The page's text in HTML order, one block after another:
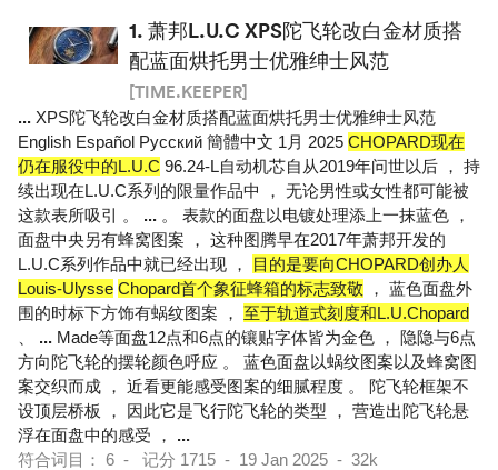
1. 萧邦L.U.C XPS陀飞轮改白金材质搭
配蓝面烘托男士优雅绅士风范
[TIME.KEEPER]
... XPS陀飞轮改白金材质搭配蓝面烘托男士优雅绅士风范
English Español Pусский 簡體中文 1月 2025 CHOPARD现在
仍在服役中的L.U.C 96.24-L自动机芯自从2019年问世以后 ， 持
续出现在L.U.C系列的限量作品中 ， 无论男性或女性都可能被
这款表所吸引 。 ... 。 表款的面盘以电镀处理添上一抹蓝色 ，
面盘中央另有蜂窝图案 ， 这种图腾早在2017年萧邦开发的
L.U.C系列作品中就已经出现 ，
目的是要向CHOPARD创办人
Louis-Ulysse Chopard首个象征蜂箱的标志致敬 ， 蓝色面盘外
围的时标下方饰有蜗纹图案 ， 至于轨道式刻度和L.U.Chopard
... Made等面盘12点和6点的镶贴字体皆为金色 ， 隐隐与6点
方向陀飞轮的摆轮颜色呼应 。 蓝色面盘以蜗纹图案以及蜂窝图
案交织而成 ， 近看更能感受图案的细腻程度 。 陀飞轮框架不
设顶层桥板 ， 因此它是飞行陀飞轮的类型 ， 营造出陀飞轮悬
浮在面盘中的感受 ， ...
符合词目： 6 - 记分 1715 - 19 Jan 2025 - 32k